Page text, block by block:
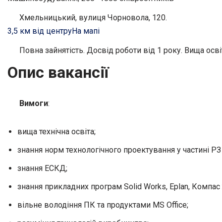
Хмельницький, вулиця Чорновола, 120.
3,5 км від центруНа мапі
Повна зайнятість. Досвід роботи від 1 року. Вища
Опис вакансії
Вимоги:
вища технічна освіта;
знання норм технологічного проектування у частині РЗ
знання ЕСКД;
знання прикладних програм Solid Works, Eplan, Компас
вільне володіння ПК та продуктами MS Office;